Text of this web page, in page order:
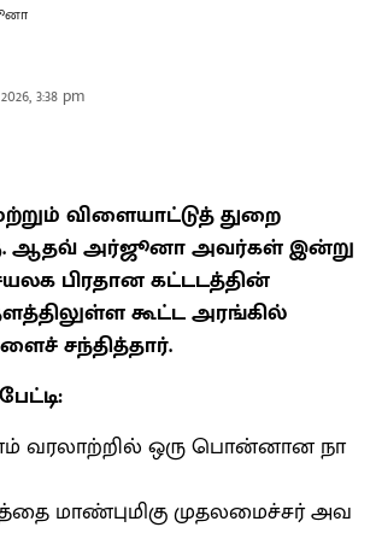
3:38 pm
விளையாட்டுத் துறை
ஆதவ் அர்ஜூனா அவர்கள் இன்று
பிரதான கட்டடத்தின்
கூட்ட அரங்கில்
சந்தித்தார்.
வரலாற்றில் ஒரு பொன்னான நா
மாண்புமிகு முதலமைச்சர் அவ